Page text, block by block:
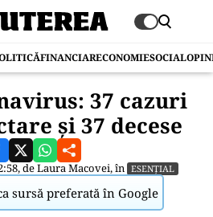
FINANCIARECONOMIESOCIAL
37 cazuri
și 37 decese
deLaura Macovei, în ESENȚIAL
sursă preferată în Google